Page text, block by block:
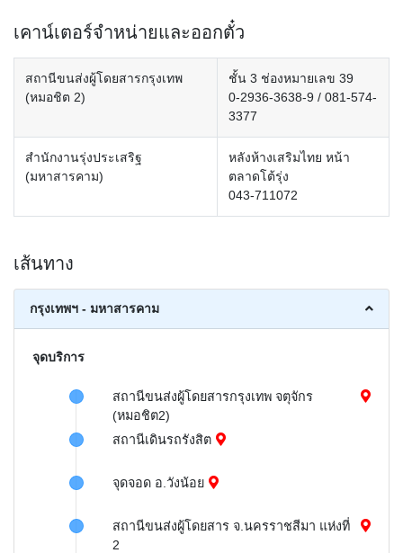
เคาน์เตอร์จำหน่ายและออกตั๋ว
สถานีขนส่งผู้โดยสารกรุงเทพ
(หมอชิต 2)
ชั้น 3 ช่องหมายเลข 39
0-2936-3638-9 / 081-574-
3377
สำนักงานรุ่งประเสริฐ
(มหาสารคาม)
หลังห้างเสริมไทย หน้า
ตลาดโต้รุ่ง
043-711072
เส้นทาง
กรุงเทพฯ - มหาสารคาม
จุดบริการ
สถานีขนส่งผู้โดยสารกรุงเทพ จตุจักร
(หมอชิต2)
สถานีเดินรถรังสิต
จุดจอด อ.วังน้อย
สถานีขนส่งผู้โดยสาร จ.นครราชสีมา แห่งที่
2